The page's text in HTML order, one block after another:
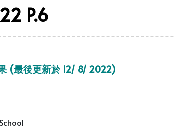
P.6
(最後更新於 12/ 8/ 2022)